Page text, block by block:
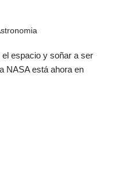
espacio y soñar a ser
NASA está ahora en